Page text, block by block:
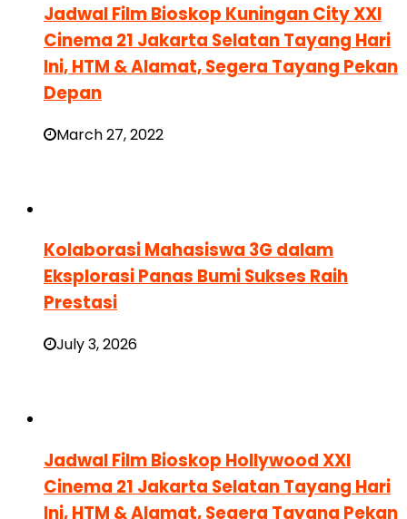
Jadwal Film Bioskop Kuningan City XXI
Cinema 21 Jakarta Selatan Tayang Hari
Ini, HTM & Alamat, Segera Tayang Pekan
Depan
March 27, 2022
Kolaborasi Mahasiswa 3G dalam
Eksplorasi Panas Bumi Sukses Raih
Prestasi
July 3, 2026
Jadwal Film Bioskop Hollywood XXI
Cinema 21 Jakarta Selatan Tayang Hari
Ini, HTM & Alamat, Segera Tayang Pekan